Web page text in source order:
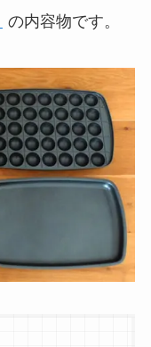
の内容物です。